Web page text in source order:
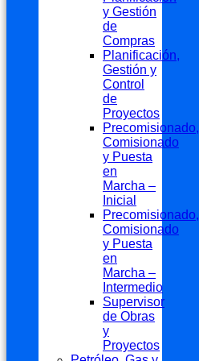
y Gestión
de
Compras
Planificación,
Gestión y
Control
de
Proyectos
Precomisionado,
Comisionado
y Puesta
en
Marcha –
Inicial
Precomisionado,
Comisionado
y Puesta
en
Marcha –
Intermedio
Supervisor
de Obras
y
Proyectos